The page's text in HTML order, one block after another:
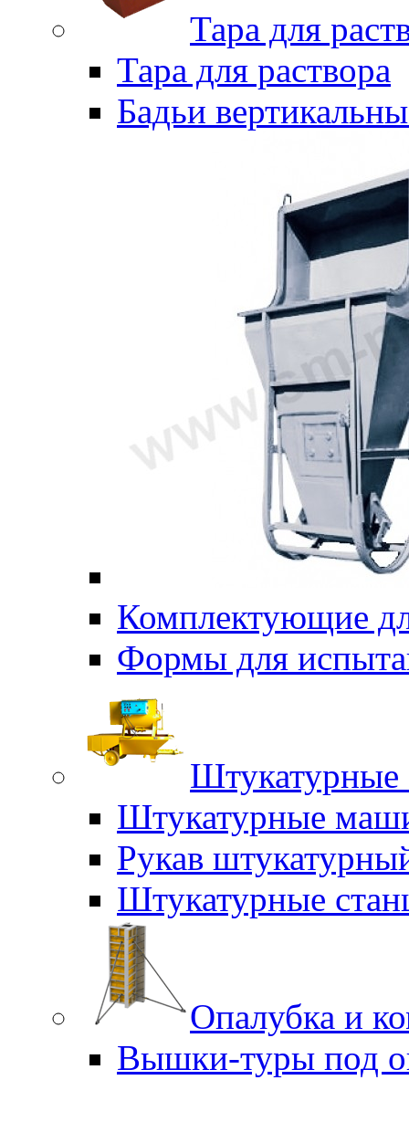
Тара для
Тара для раствора
Бадьи
Комплектующие
Формы для
Штукатурные
Штукатурные
Рукав
Штукатурные
Опалубка и
Вышки-туры под